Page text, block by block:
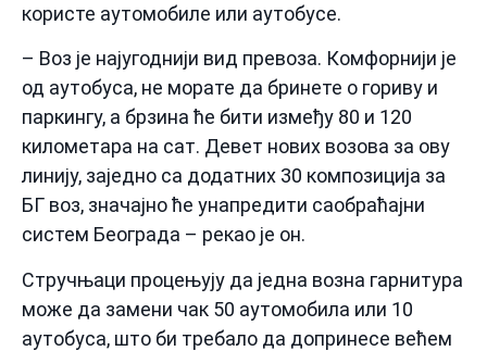
користе аутомобиле или аутобусе.
– Воз је најугоднији вид превоза. Комфорнији је
од аутобуса, не морате да бринете о гориву и
паркингу, а брзина ће бити између 80 и 120
километара на сат. Девет нових возова за ову
линију, заједно са додатних 30 композиција за
БГ воз, значајно ће унапредити саобраћајни
систем Београда – рекао је он.
Стручњаци процењују да једна возна гарнитура
може да замени чак 50 аутомобила или 10
аутобуса, што би требало да допринесе већем